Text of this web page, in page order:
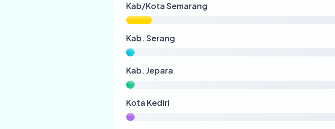
Kab/Kota Semarang
Kab. Serang
Kab. Jepara
Kota Kediri